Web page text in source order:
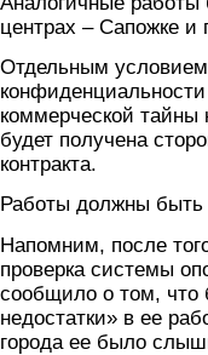
центрах – Сапожке и
Отдельным
коммерческой
будет получена
контракта.
Работы должны быть
Напомним, после
проверка системы
сообщило о том, что
недостатки» в ее
города ее было